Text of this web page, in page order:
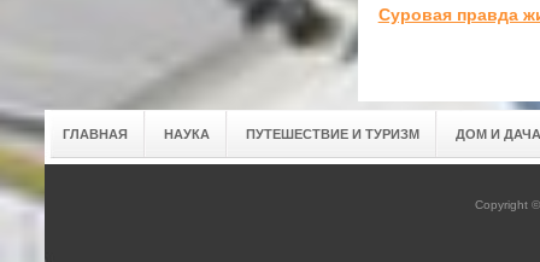
Суровая правда
ГЛАВНАЯ НАУКА ПУТЕШЕСТВИЕ И ТУРИЗМ ДОМ И ДАЧА
Copyright